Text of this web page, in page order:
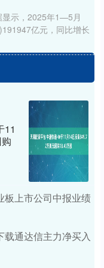
显示，2025年1—5月
亿元，同比增长
11
板上市公司中报业绩
通达信主力净买入